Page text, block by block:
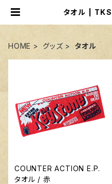
タオル |
HOME グッズ タオル
COUNTER ACTION E.P.
タオル / 赤